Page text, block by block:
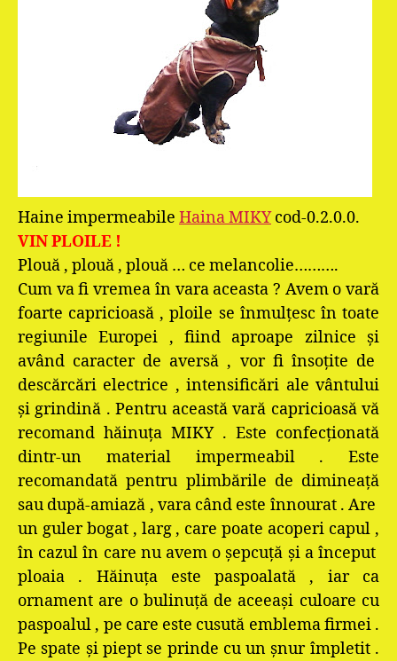
Haine impermeabile Haina MIKYcod-0.2.0.0.
VIN PLOILE !
Plouă , plouă , plouă … ce melancolie……….
Cum va fi vremea în vara aceasta ? Avem o vară
foarte capricioasă , ploile se înmulţesc în toate
regiunile Europei , fiind aproape zilnice şi
având caracter de aversă , vor fi însoţite de
descărcări electrice , intensificări ale vântului
şi grindină . Pentru această vară capricioasă vă
recomand hăinuţa MIKY . Este confecţionată
dintr-un material impermeabil . Este
recomandată pentru plimbările de dimineaţă
sau după-amiază , vara când este înnourat . Are
un guler bogat , larg , care poate acoperi capul ,
în cazul în care nu avem o şepcuţă şi a început
ploaia . Hăinuţa este paspoalată , iar ca
ornament are o bulinuţă de aceeaşi culoare cu
paspoalul , pe care este cusută emblema firmei .
Pe spate şi piept se prinde cu un şnur împletit .